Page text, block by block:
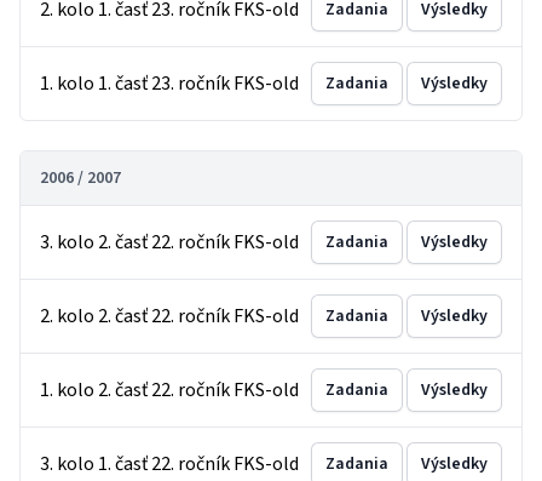
2. kolo 1. časť 23. ročník FKS-old Zadania Výsledky
1. kolo 1. časť 23. ročník FKS-old Zadania Výsledky
2006 / 2007
3. kolo 2. časť 22. ročník FKS-old Zadania Výsledky
2. kolo 2. časť 22. ročník FKS-old Zadania Výsledky
1. kolo 2. časť 22. ročník FKS-old Zadania Výsledky
3. kolo 1. časť 22. ročník FKS-old Zadania Výsledky